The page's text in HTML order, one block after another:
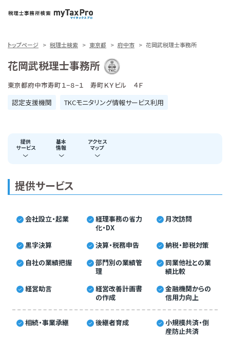
トップページ 税理士検索 東京都 府中市 花岡武税理士事務所
花岡武税理士事務所
東京都府中市寿町１−８−１ 寿町ＫＹビル ４Ｆ
認定支援機関
TKCモニタリング情報サービス利用
提供
サービス
基本
情報
アクセス
マップ
提供サービス
会社設立・起業
経理事務の省力
化・DX
月次訪問
黒字決算 決算・税務申告
納税・節税対策
自社の業績把握
部門別の業績管
理
同業他社との業
績比較
経営助言
経営改善計画書
の作成
金融機関からの
信用力向上
相続・事業承継 後継者育成
小規模共済・倒
産防止共済